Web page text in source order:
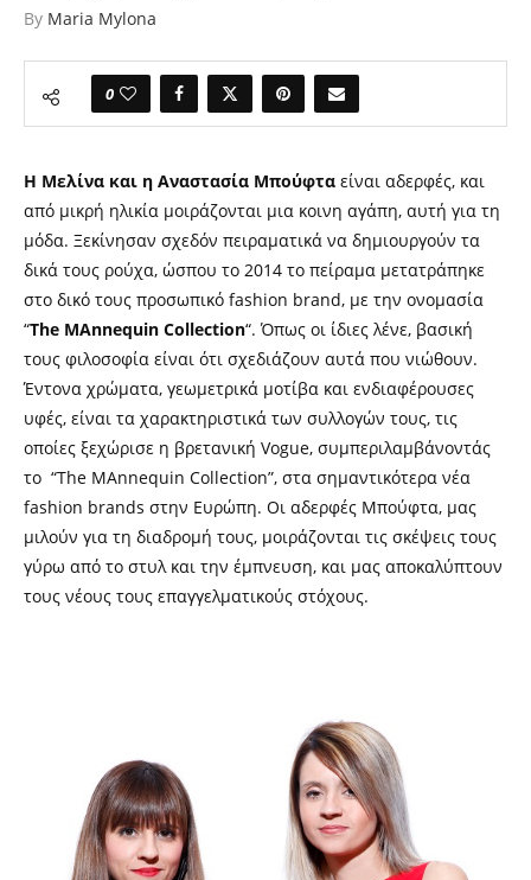
By Maria Mylona
0
Η Μελίνα και η Αναστασία Μπούφτα είναι αδερφές, και
από μικρή ηλικία μοιράζονται μια κοινη αγάπη, αυτή για τη
μόδα. Ξεκίνησαν σχεδόν πειραματικά να δημιουργούν τα
δικά τους ρούχα, ώσπου το 2014 το πείραμα μετατράπηκε
στο δικό τους προσωπικό fashion brand, με την ονομασία
“The MAnnequin Collection“. Όπως οι ίδιες λένε, βασική
τους φιλοσοφία είναι ότι σχεδιάζουν αυτά που νιώθουν.
Έντονα χρώματα, γεωμετρικά μοτίβα και ενδιαφέρουσες
υφές, είναι τα χαρακτηριστικά των συλλογών τους, τις
οποίες ξεχώρισε η βρετανική Vogue, συμπεριλαμβάνοντάς
το “The MAnnequin Collection”, στα σημαντικότερα νέα
fashion brands στην Ευρώπη. Οι αδερφές Μπούφτα, μας
μιλούν για τη διαδρομή τους, μοιράζονται τις σκέψεις τους
γύρω από το στυλ και την έμπνευση, και μας αποκαλύπτουν
τους νέους τους επαγγελματικούς στόχους.